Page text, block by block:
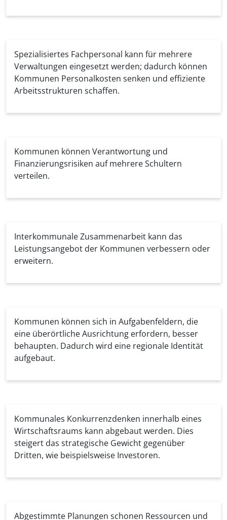
Spezialisiertes Fachpersonal kann für mehrere
Verwaltungen eingesetzt werden; dadurch können
Kommunen Personalkosten senken und effiziente
Arbeitsstrukturen schaffen.
Kommunen können Verantwortung und
Finanzierungsrisiken auf mehrere Schultern
verteilen.
Interkommunale Zusammenarbeit kann das
Leistungsangebot der Kommunen verbessern oder
erweitern.
Kommunen können sich in Aufgabenfeldern, die
eine überörtliche Ausrichtung erfordern, besser
behaupten. Dadurch wird eine regionale Identität
aufgebaut.
Kommunales Konkurrenzdenken innerhalb eines
Wirtschaftsraums kann abgebaut werden. Dies
steigert das strategische Gewicht gegenüber
Dritten, wie beispielsweise Investoren.
Abgestimmte Planungen schonen Ressourcen und